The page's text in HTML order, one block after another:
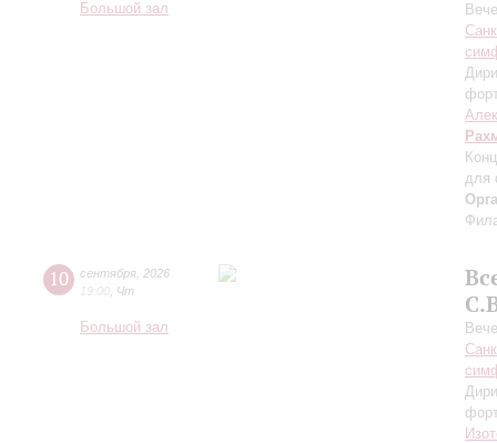
Большой зал
для
10 сентября 2026
19:00 Чт
Большой зал